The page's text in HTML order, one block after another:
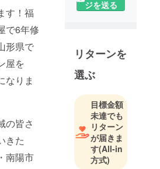
す！福
で6年修
形県で
屋を
なりま
の皆さ
きた
南陽市
ジを送る
リターンを
選ぶ
目標金額
未達でも
リターン
が届きま
す(All-in
方式)